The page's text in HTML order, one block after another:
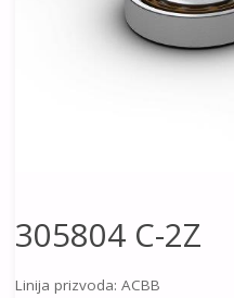
305804 C-2Z
Linija prizvoda: ACBB